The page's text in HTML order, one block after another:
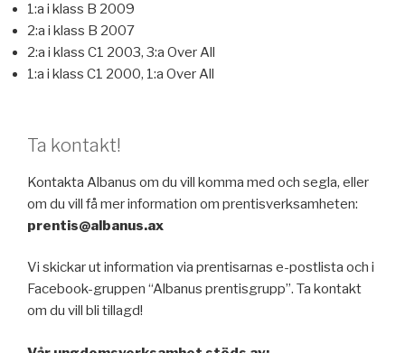
1:a i klass B 2009
2:a i klass B 2007
2:a i klass C1 2003, 3:a Over All
1:a i klass C1 2000, 1:a Over All
Ta kontakt!
Kontakta Albanus om du vill komma med och segla, eller
om du vill få mer information om prentisverksamheten:
prentis@albanus.ax
Vi skickar ut information via prentisarnas e-postlista och i
Facebook-gruppen “Albanus prentisgrupp”. Ta kontakt
om du vill bli tillagd!